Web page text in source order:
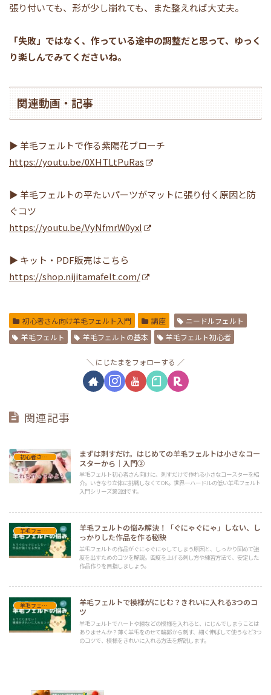
張り付いても、形が少し崩れても、また整えれば大丈夫。
「失敗」ではなく、作っている途中の調整だと思って、ゆっく
り楽しんでみてくださいね。
関連動画・記事
▶ 羊毛フェルトで作る紫陽花ブローチ
https://youtu.be/0XHTLtPuRas
▶ 羊毛フェルトの平たいパーツがマットに張り付く原因と防
ぐコツ
https://youtu.be/VyNfmrW0yxI
▶ キット・PDF販売はこちら
https://shop.nijitamafelt.com/
初心者さん向け羊毛フェルト入門 講座
ニードルフェルト
羊毛フェルト
羊毛フェルトの基本 羊毛フェルト初心者
にじたまをフォローする
関連記事
初心者さん向け羊毛フェルト入門
まずは刺すだけ。はじめての羊毛フェルトは小さなコー
スターから｜入門②
羊毛フェルト初心者さん向けに、刺すだけで作れる小さなコースターを紹
介。いきなり立体に挑戦しなくてOK。世界一ハードルの低い羊毛フェルト
入門シリーズ第2回です。
羊毛フェルトQ&A
羊毛フェルトの悩み解決！「ぐにゃぐにゃ」しない、し
っかりした作品を作る秘訣
羊毛フェルトの作品がぐにゃぐにゃしてしまう原因と、しっかり固めて強
度を出すためのコツを解説。密度を上げる刺し方や練習方法で、安定した
作品作りを目指しましょう。
羊毛フェルトQ&A
羊毛フェルトで模様がにじむ？きれいに入れる3つのコ
ツ
羊毛フェルトでハートや線などの模様を入れると、にじんでしまうことは
ありませんか？薄く羊毛をのせて輪郭から刺す、細く伸ばして使うなど3つ
のコツで、模様をきれいに入れる方法を解説します。